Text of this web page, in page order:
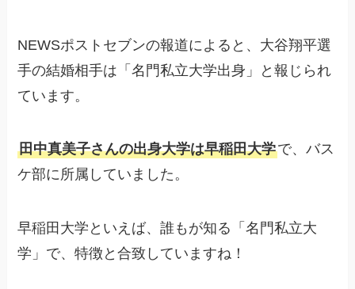
NEWSポストセブンの報道によると、大谷翔平選
手の結婚相手は「名門私立大学出身」と報じられ
ています。
田中真美子さんの出身大学は早稲田大学で、バス
ケ部に所属していました。
早稲田大学といえば、誰もが知る「名門私立大
学」で、特徴と合致していますね！